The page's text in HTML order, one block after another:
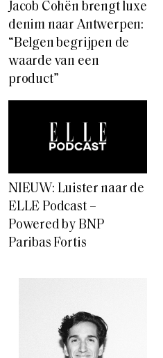
Jacob Cohën brengt luxe
denim naar Antwerpen:
“Belgen begrijpen de
waarde van een
product”
NIEUW: Luister naar de
ELLE Podcast –
Powered by BNP
Paribas Fortis